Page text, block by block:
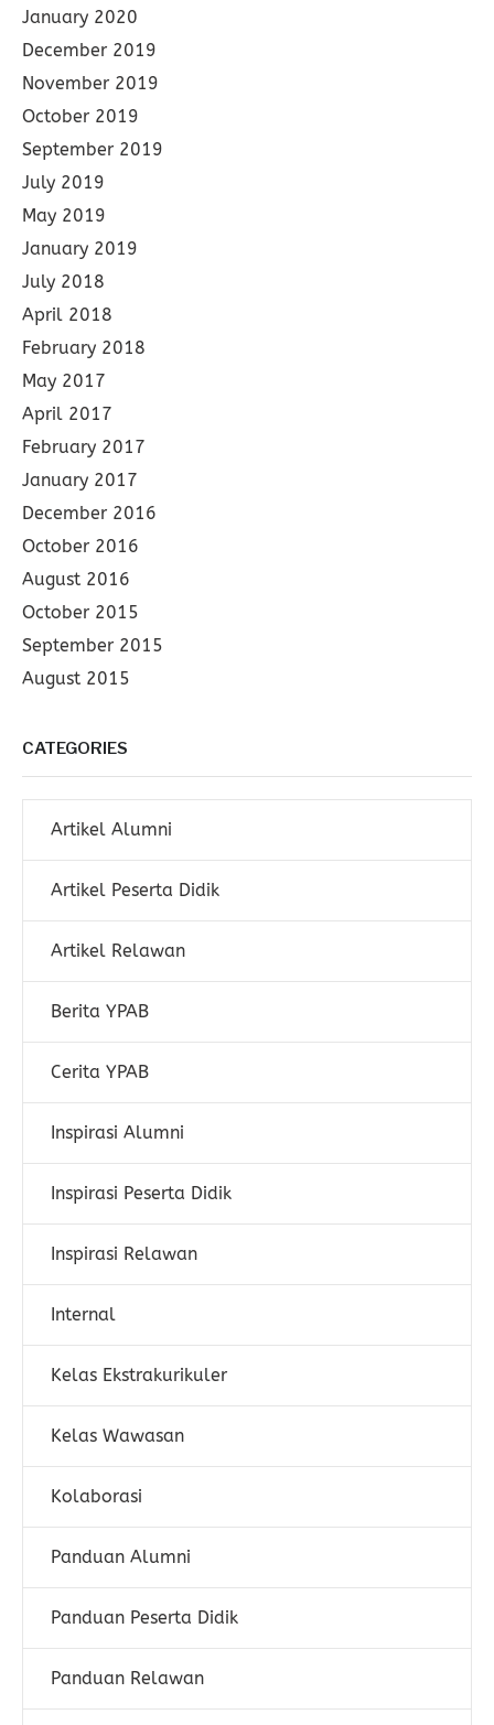
January 2020
December 2019
November 2019
October 2019
September 2019
July 2019
May 2019
January 2019
July 2018
April 2018
February 2018
May 2017
April 2017
February 2017
January 2017
December 2016
October 2016
August 2016
October 2015
September 2015
August 2015
CATEGORIES
Artikel Alumni
Artikel Peserta Didik
Artikel Relawan
Berita YPAB
Cerita YPAB
Inspirasi Alumni
Inspirasi Peserta Didik
Inspirasi Relawan
Internal
Kelas Ekstrakurikuler
Kelas Wawasan
Kolaborasi
Panduan Alumni
Panduan Peserta Didik
Panduan Relawan